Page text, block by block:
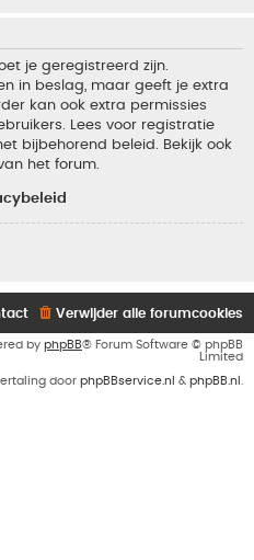
je geregistreerd zijn.
in beslag, maar geeft je extra
kan ook extra permissies
Lees voor registratie
bijbehorend beleid. Bekijk ook
het forum.
Verwijder alle forumcookies
by phpBB® Forum Software © phpBB
Limited
door phpBBservice.nl & phpBB.nl .